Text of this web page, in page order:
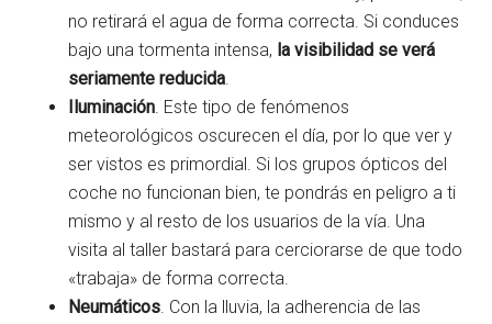
no retirará el agua de forma correcta. Si conduces
bajo una tormenta intensa, la visibilidad se verá
seriamente reducida.
Iluminación. Este tipo de fenómenos
meteorológicos oscurecen el día, por lo que ver y
ser vistos es primordial. Si los grupos ópticos del
coche no funcionan bien, te pondrás en peligro a ti
mismo y al resto de los usuarios de la vía. Una
visita al taller bastará para cerciorarse de que todo
«trabaja» de forma correcta.
Neumáticos. Con la lluvia, la adherencia de las